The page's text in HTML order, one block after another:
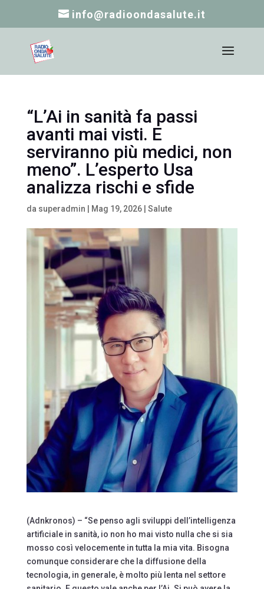
info@radioondasalute.it
“L’Ai in sanità fa passi
avanti mai visti. E
serviranno più medici, non
meno”. L’esperto Usa
analizza rischi e sfide
da superadmin Mag 19, 2026| Salute
(Adnkronos) – “Se penso agli sviluppi dell’intelligenza
artificiale in sanità, io non ho mai visto nulla che si sia
mosso così velocemente in tutta la mia vita. Bisogna
comunque considerare che la diffusione della
tecnologia, in generale, è molto più lenta nel settore